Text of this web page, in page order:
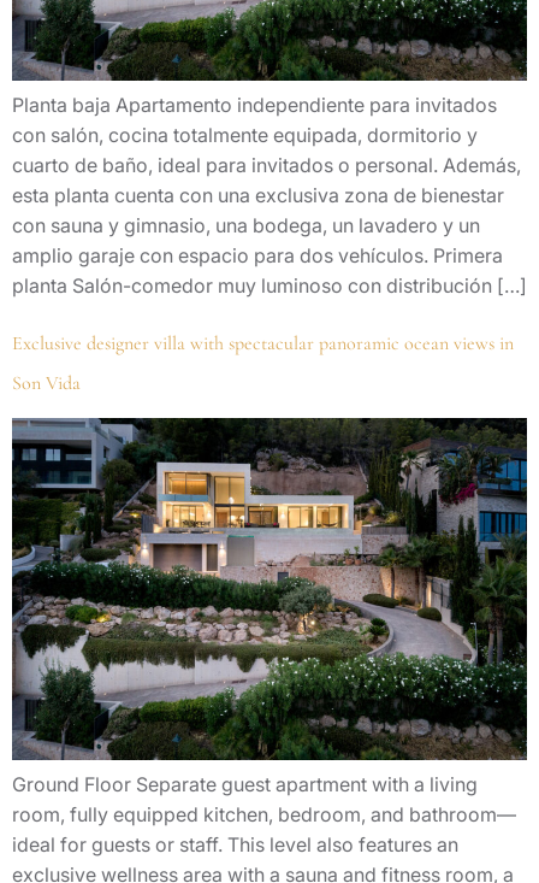
Planta baja Apartamento independiente para invitados
con salón, cocina totalmente equipada, dormitorio y
cuarto de baño, ideal para invitados o personal. Además,
esta planta cuenta con una exclusiva zona de bienestar
con sauna y gimnasio, una bodega, un lavadero y un
amplio garaje con espacio para dos vehículos. Primera
planta Salón-comedor muy luminoso con distribución […]
Exclusive designer villa with spectacular panoramic ocean views in
Son Vida
Ground Floor Separate guest apartment with a living
room, fully equipped kitchen, bedroom, and bathroom—
ideal for guests or staff. This level also features an
exclusive wellness area with a sauna and fitness room, a